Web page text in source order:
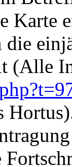
Karte
die
(Alle